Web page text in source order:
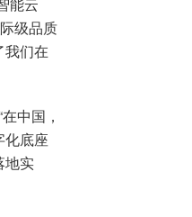
级品质
我们在
中国，
化底座
地实